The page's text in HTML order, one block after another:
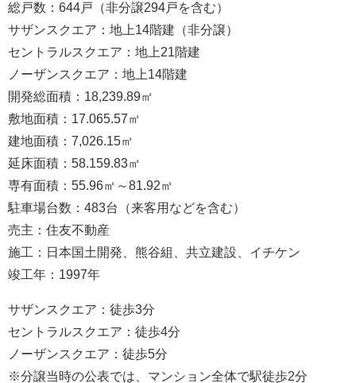
総戸数：644戸（非分譲294戸を含む）
サザンスクエア：地上14階建（非分譲）
セントラルスクエア：地上21階建
ノーザンスクエア：地上14階建
開発総面積：18,239.89㎡
敷地面積：17.065.57㎡
建地面積：7,026.15㎡
延床面積：58.159.83㎡
専有面積：55.96㎡～81.92㎡
駐車場台数：483台（来客用などを含む）
売主：住友不動産
施工：日本国土開発、熊谷組、共立建設、イチケン
竣工年：1997年
サザンスクエア：徒歩3分
セントラルスクエア：徒歩4分
ノーザンスクエア：徒歩5分
※分譲当時の公表では、マンション全体で駅徒歩2分